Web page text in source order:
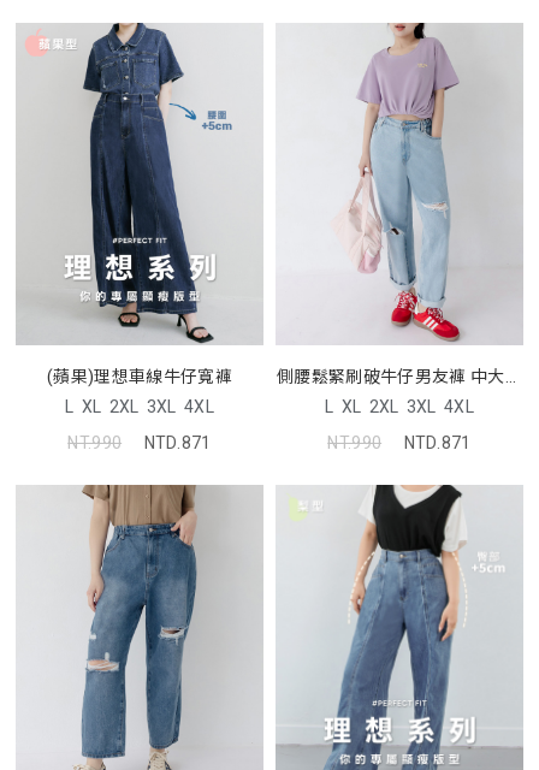
(蘋果)理想車線牛仔寬褲
L XL 2XL 3XL 4XL
NT.990
NTD.871
側腰鬆緊刷破牛仔男友褲 中大尺
碼褲子
L XL 2XL 3XL 4XL
NT.990
NTD.871